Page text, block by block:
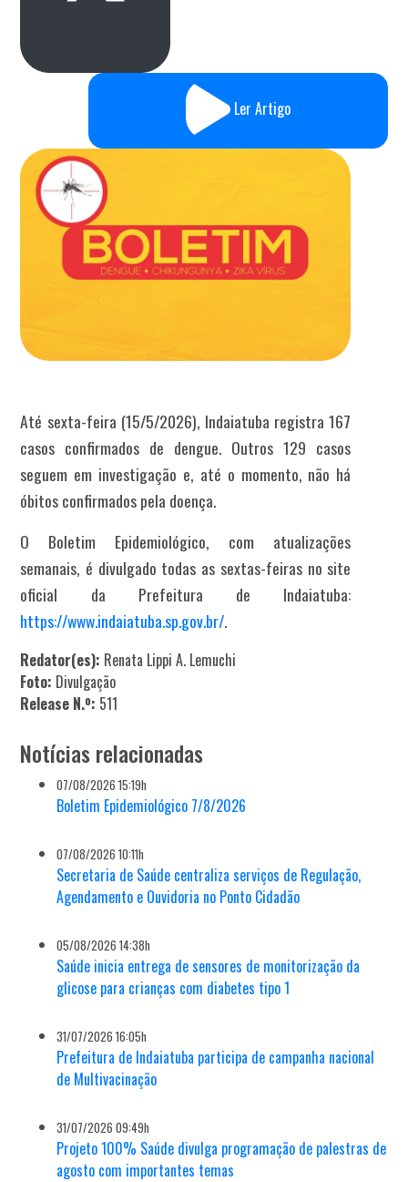
Ler Artigo
Até sexta-feira (15/5/2026), Indaiatuba registra 167
casos confirmados de dengue. Outros 129 casos
seguem em investigação e, até o momento, não há
óbitos confirmados pela doença.
O Boletim Epidemiológico, com atualizações
semanais, é divulgado todas as sextas-feiras no site
oficial da Prefeitura de Indaiatuba:
https://www.indaiatuba.sp.gov.br/.
Redator(es): Renata Lippi A. Lemuchi
Foto: Divulgação
Release N.º: 511
Notícias relacionadas
07/08/2026 15:19h
Boletim Epidemiológico 7/8/2026
07/08/2026 10:11h
Secretaria de Saúde centraliza serviços de Regulação,
Agendamento e Ouvidoria no Ponto Cidadão
05/08/2026 14:38h
Saúde inicia entrega de sensores de monitorização da
glicose para crianças com diabetes tipo 1
31/07/2026 16:05h
Prefeitura de Indaiatuba participa de campanha nacional
de Multivacinação
31/07/2026 09:49h
Projeto 100% Saúde divulga programação de palestras de
agosto com importantes temas